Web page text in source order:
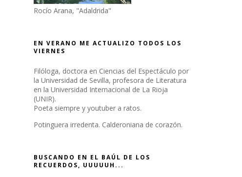
Rocío Arana, "Adaldrida"
EN VERANO ME ACTUALIZO TODOS LOS
VIERNES
Filóloga, doctora en Ciencias del Espectáculo por
la Universidad de Sevilla, profesora de Literatura
en la Universidad Internacional de La Rioja
(UNIR).
Poeta siempre y youtuber a ratos.
Potinguera irredenta. Calderoniana de corazón.
BUSCANDO EN EL BAÚL DE LOS
RECUERDOS, UUUUUH...